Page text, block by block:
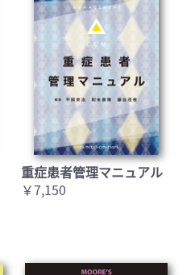
重症患者管理マニュアル
￥7,150